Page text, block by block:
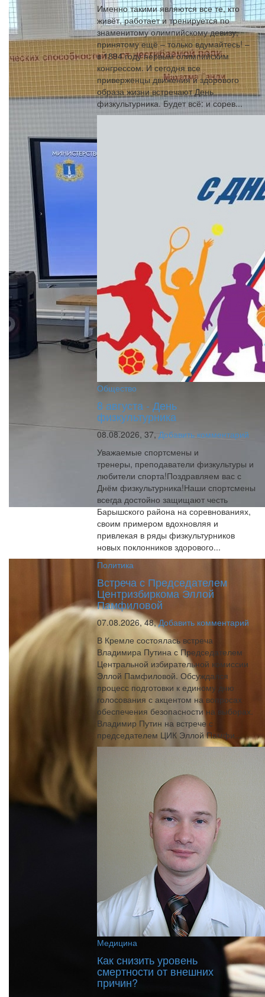
Именно такими являются все те, кто
живёт, работает и тренируется по
знаменитому олимпийскому девизу,
принятому ещё – только вдумайтесь! –
в 1894 году первым олимпийским
конгрессом. И сегодня все
приверженцы движения и здорового
образа жизни встречают День
физкультурника. Будет всё: и сорев...
Общество
8 августа - День
физкультурника
08.08.2026, 37, Добавить комментарий
Уважаемые спортсмены и
тренеры, преподаватели физкультуры и
любители спорта!Поздравляем вас с
Днём физкультурника!Наши спортсмены
всегда достойно защищают честь
Барышского района на соревнованиях,
своим примером вдохновляя и
привлекая в ряды физкультурников
новых поклонников здорового...
Политика
Встреча с Председателем
Центризбиркома Эллой
Памфиловой
07.08.2026, 48, Добавить комментарий
В Кремле состоялась встреча
Владимира Путина с Председателем
Центральной избирательной комиссии
Эллой Памфиловой. Обсуждался
процесс подготовки к единому дню
голосования с акцентом на вопросах
обеспечения безопасности на выборах.
Владимир Путин на встрече с
председателем ЦИК Эллой Памфи...
Медицина
Как снизить уровень
смертности от внешних
причин?